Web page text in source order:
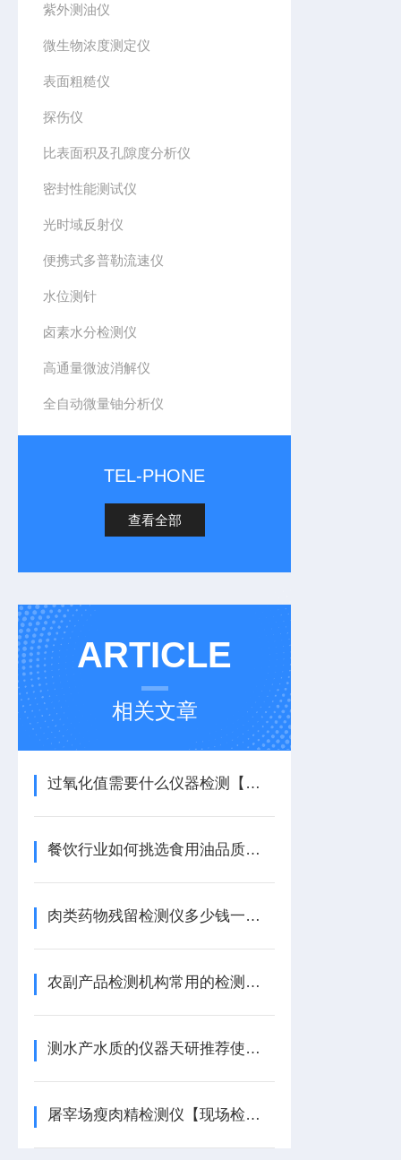
紫外测油仪
微生物浓度测定仪
表面粗糙仪
探伤仪
比表面积及孔隙度分析仪
密封性能测试仪
光时域反射仪
便携式多普勒流速仪
水位测针
卤素水分检测仪
高通量微波消解仪
全自动微量铀分析仪
TEL-PHONE
查看全部
ARTICLE
相关文章
过氧化值需要什么仪器检测【高精度检测】酸价过氧化值检测仪
餐饮行业如何挑选食用油品质检测仪？厂家性价比与用户实际使用评价解析
肉类药物残留检测仪多少钱一台【天研新品】肉类药物残留检测仪
农副产品检测机构常用的检测设备配置清单
测水产水质的仪器天研推荐使用水产品质量安全检测仪
屠宰场瘦肉精检测仪【现场检测】检测瘦肉精成分的仪器